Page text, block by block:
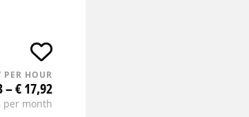
PER HOUR
– € 17,92
per month